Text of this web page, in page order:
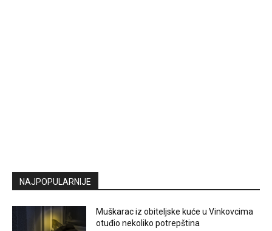
NAJPOPULARNIJE
Muškarac iz obiteljske kuće u Vinkovcima
otuđio nekoliko potrepština